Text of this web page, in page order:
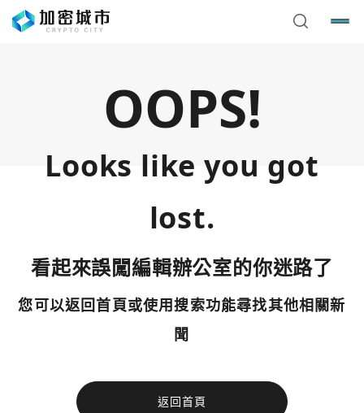
OOPS!
Looks like you got
lost.
看起來誤闖編輯辦公室的你迷路了
您可以返回首頁或使用搜索功能尋找其他相關新
聞
返回首頁
今日熱門
使用以下帳號繼續
您已閒置5分鐘，請點擊關閉按鈕或空白處，即可回到加密
今日熱門